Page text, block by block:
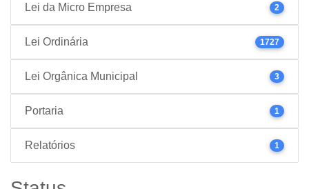
Lei da Micro Empresa 2
Lei Ordinária 1727
Lei Orgânica Municipal 3
Portaria 1
Relatórios 1